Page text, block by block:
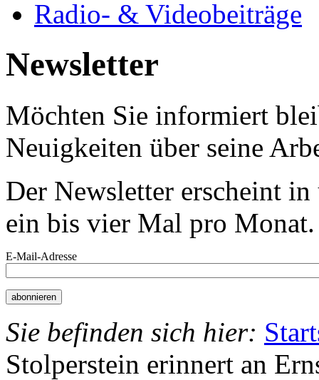
Radio- & Videobeiträge
Newsletter
Möchten Sie informiert
Neuigkeiten über seine
Der Newsletter erscheint
ein bis vier Mal pro Monat.
E-Mail-Adresse
Sie befinden sich hier:
Stolperstein erinnert an